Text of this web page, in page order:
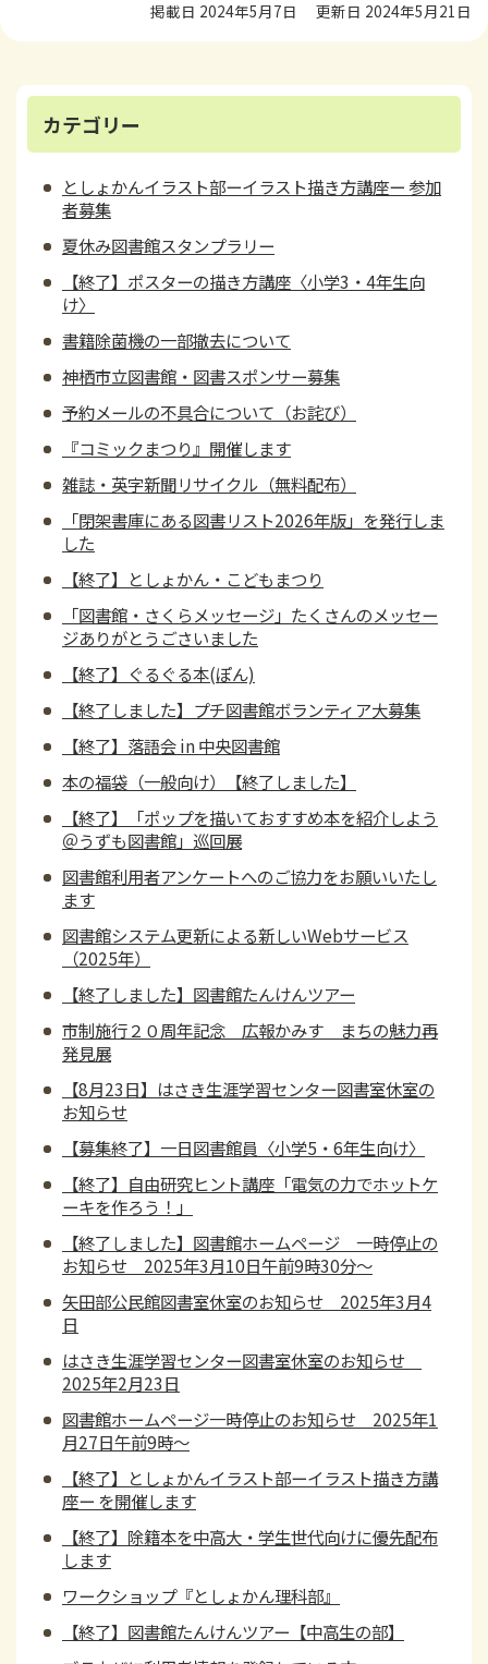
掲載日 2024年5月7日 更新日 2024年5月21日
カテゴリー
としょかんイラスト部ーイラスト描き方講座ー 参加
者募集
夏休み図書館スタンプラリー
【終了】ポスターの描き方講座〈小学3・4年生向
け〉
書籍除菌機の一部撤去について
神栖市立図書館・図書スポンサー募集
予約メールの不具合について（お詫び）
『コミックまつり』開催します
雑誌・英字新聞リサイクル（無料配布）
「閉架書庫にある図書リスト2026年版」を発行しま
した
【終了】としょかん・こどもまつり
「図書館・さくらメッセージ」たくさんのメッセー
ジありがとうごさいました
【終了】ぐるぐる本(ぽん)
【終了しました】プチ図書館ボランティア大募集
【終了】落語会 in 中央図書館
本の福袋（一般向け）【終了しました】
【終了】「ポップを描いておすすめ本を紹介しよう
＠うずも図書館」巡回展
図書館利用者アンケートへのご協力をお願いいたし
ます
図書館システム更新による新しいWebサービス
（2025年）
【終了しました】図書館たんけんツアー
市制施行２０周年記念 広報かみす まちの魅力再
発見展
【8月23日】はさき生涯学習センター図書室休室の
お知らせ
【募集終了】一日図書館員〈小学5・6年生向け〉
【終了】自由研究ヒント講座「電気の力でホットケ
ーキを作ろう！」
【終了しました】図書館ホームページ 一時停止の
お知らせ 2025年3月10日午前9時30分～
矢田部公民館図書室休室のお知らせ 2025年3月4
日
はさき生涯学習センター図書室休室のお知らせ
2025年2月23日
図書館ホームページ一時停止のお知らせ 2025年1
月27日午前9時～
【終了】としょかんイラスト部ーイラスト描き方講
座ー を開催します
【終了】除籍本を中高大・学生世代向けに優先配布
します
ワークショップ『としょかん理科部』
【終了】図書館たんけんツアー【中高生の部】